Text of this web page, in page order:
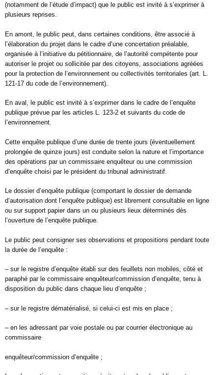
(notamment de l’étude d’impact) que le public est invité à s’exprimer à
plusieurs reprises.
En amont, le public peut, dans certaines conditions, être associé à
l’élaboration du projet dans le cadre d’une concertation préalable,
organisée à l’initiative du pétitionnaire, de l’autorité compétente pour
autoriser le projet ou sollicitée par des citoyens, associations agréées
pour la protection de l’environnement ou collectivités territoriales (art. L.
121-17 du code de l’environnement).
En aval, le public est invité à s’exprimer dans le cadre de l’enquête
publique prévue par les articles L. 123-2 et suivants du code de
l’environnement.
Cette enquête publique d’une durée de trente jours (éventuellement
prolongée de quinze jours) est conduite selon la nature et l’importance
des opérations par un commissaire enquêteur ou une commission
d’enquête choisi par le président du tribunal administratif.
Le dossier d’enquête publique (comportant le dossier de demande
d’autorisation dont l’enquête publique) est librement consultable en ligne
ou sur support papier dans un ou plusieurs lieux déterminés dès
l’ouverture de l’enquête publique.
Le public peut consigner ses observations et propositions pendant toute
la durée de l’enquête :
– sur le registre d’enquête établi sur des feuillets non mobiles, côté et
paraphé par le commissaire enquêteur/commission d’enquête, tenu à
disposition du public dans chaque lieu d’enquête ;
– sur le registre dématérialisé, si celui-ci est mis en place ;
– en les adressant par voie postale ou par courrier électronique au
commissaire
enquêteur/commission d’enquête ;